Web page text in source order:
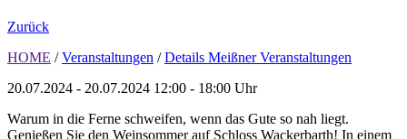
Zurück
HOME / Veranstaltungen / Details Meißner Veranstaltungen
20.07.2024 - 20.07.2024 12:00 - 18:00 Uhr
Warum in die Ferne schweifen, wenn das Gute so nah liegt.
Genießen Sie den Weinsommer auf Schloss Wackerbarth! In einem